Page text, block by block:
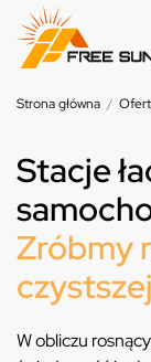
Strona główna /
Stacje
Zróbmy
W obliczu